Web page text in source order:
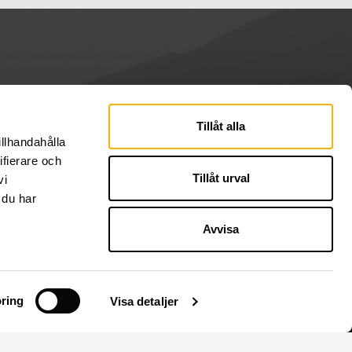
och
har
Visa detaljer
Tillåt alla
Tillåt urval
Avvisa